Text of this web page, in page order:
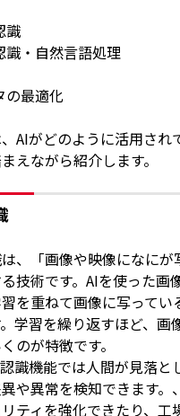
識
識・自然言語処理
の最適化
AIがどのように活用され
えながら紹介します。
、「画像や映像になにが
技術です。AIを使った画
を重ねて画像に写ってい
学習を繰り返すほど、画
のが特徴です。
識機能では人間が見落と
や異常を検知できます。
ティを強化できたり、工